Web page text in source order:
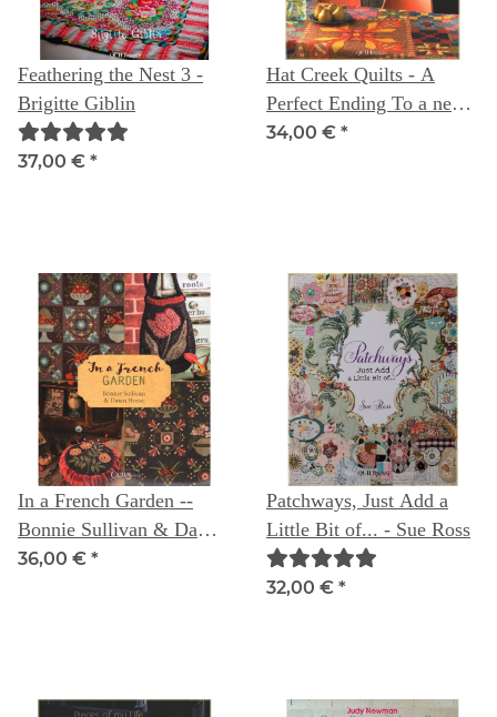
Feathering the Nest 3 -
Brigitte Giblin
37,00 € *
Hat Creek Quilts - A
Perfect Ending To a new
Beginning
34,00 € *
In a French Garden --
Bonnie Sullivan & Dawn
Heese- letztes exemplar,
36,00 € *
Patchways, Just Add a
Little Bit of... - Sue Ross
32,00 € *